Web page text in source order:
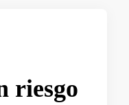
riesgo